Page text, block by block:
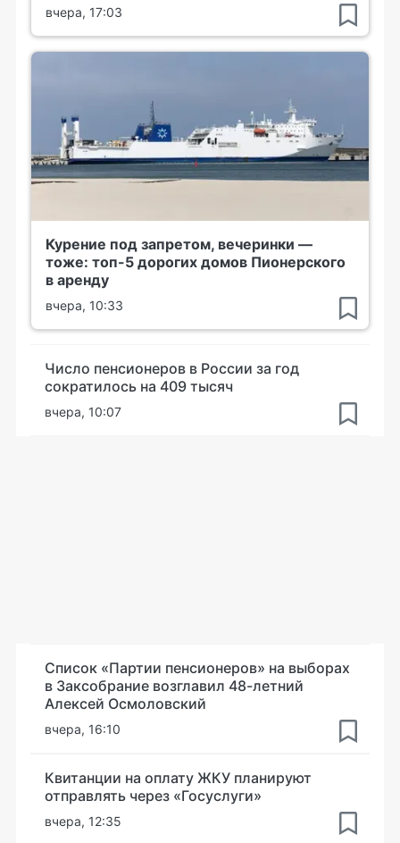
вчера, 17:03
Курение под запретом, вечеринки —
тоже: топ-5 дорогих домов Пионерского
в аренду
вчера, 10:33
Число пенсионеров в России за год
сократилось на 409 тысяч
вчера, 10:07
Список «Партии пенсионеров» на выборах
в Заксобрание возглавил 48-летний
Алексей Осмоловский
вчера, 16:10
Квитанции на оплату ЖКУ планируют
отправлять через «Госуслуги»
вчера, 12:35